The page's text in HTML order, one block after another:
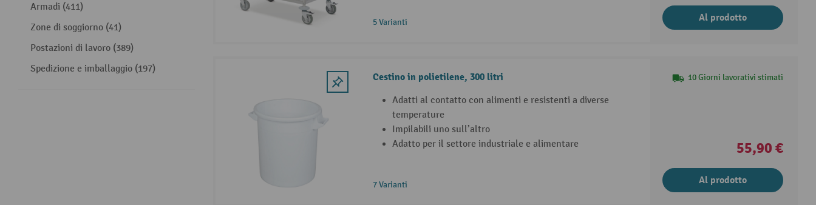
Armadi (411)
Zone di soggiorno (41)
Postazioni di lavoro (389)
Spedizione e imballaggio (197)
5 Varianti Al prodotto
Cestino in polietilene, 300 litri
Adatti al contatto con alimenti e resistenti a diverse
temperature
Impilabili uno sull’altro
Adatto per il settore industriale e alimentare
7 Varianti
10 Giorni lavorativi stimati
55,90 €
Al prodotto